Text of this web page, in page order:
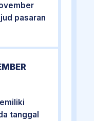
pasaran
tanggal